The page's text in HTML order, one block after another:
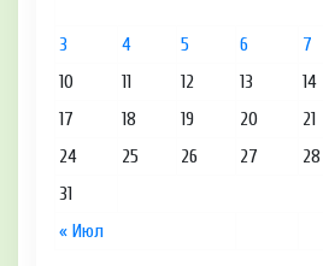
« Июл
3
4 5 6 7
10
11 12 13 14
17
18 19 20 21
24
25 26 27 28
31